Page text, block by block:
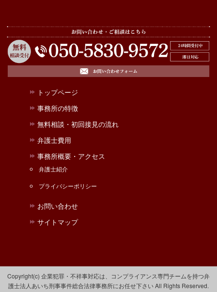
トップページ
事務所の特徴
無料相談・初回接見の流れ
弁護士費用
事務所概要・アクセス
弁護士紹介
プライバシーポリシー
お問い合わせ
サイトマップ
Copyright(c) 企業犯罪・不祥事対応は、コンプライアンス専門チームを持つ弁
護士法人あいち刑事事件総合法律事務所にお任せ下さい All Rights Reserved.